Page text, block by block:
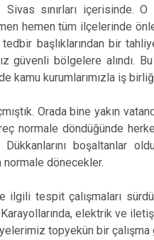
Sivas sınırları
hemen tüm ilçelerinde
başlıklarından bir
güvenli bölgelere alındı.
kamu kurumlarımızla iş
Orada bine yakın
normale döndüğünde
Dükkanlarını boşaltanlar
normale dönecekler.
ilgili tespit çalışmaları
elektrik ve
topyekün bir